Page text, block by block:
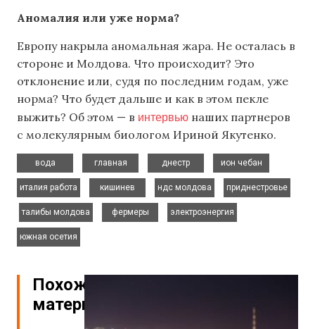
Аномалия или уже норма?
Европу накрыла аномальная жара. Не осталась в
стороне и Молдова. Что происходит? Это
отклонение или, судя по последним годам, уже
норма? Что будет дальше и как в этом пекле
выжить? Об этом — в интервью наших партнеров
с молекулярным биологом Ириной Якутенко.
вода
главная
днестр
ион чебан
италия работа
кишинев
ндс молдова
приднестровье
талибы молдова
фермеры
электроэнергия
южная осетия
Похожие
материалы